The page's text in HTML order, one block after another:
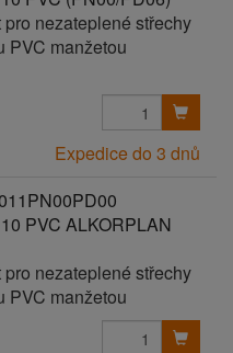
nezateplené střechy
PVC manžetou
Expedice do 3 dnů
PVC ALKORPLAN
nezateplené střechy
PVC manžetou